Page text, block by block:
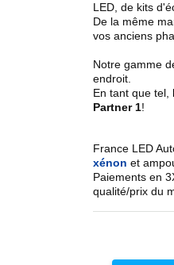
LED, de kits
De la même
vos anciens
Notre gamme
endroit.
En tant que tel,
Partner 1!
France LED
xénon et
Paiements en
qualité/prix du